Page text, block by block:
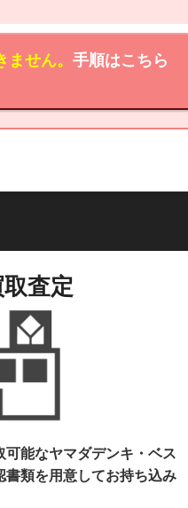
せん。 手順はこちら
査定
能なヤマダデンキ・ベス
書類を用意してお持ち込み